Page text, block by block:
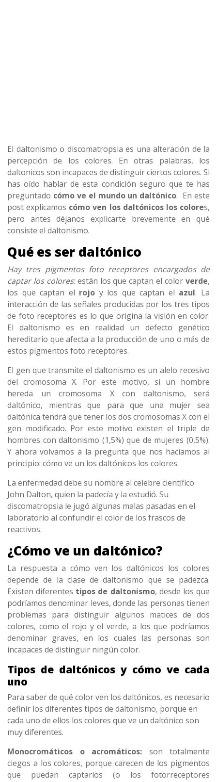
El daltonismo o discomatropsia es una alteración de la
percepción de los colores. En otras palabras, los
daltonicos son incapaces de distinguir ciertos colores. Si
has oído hablar de esta condición seguro que te has
preguntado cómo ve el mundo un daltónico. En este
post explicamos cómo ven los daltónicos los colores,
pero antes déjanos explicarte brevemente en qué
consiste el daltonismo.
Qué es ser daltónico
Hay tres pigmentos foto receptores encargados de
captar los colores: están los que captan el colorverde,
los que captan el rojo y los que captan el azul. La
interacción de las señales producidas por los tres tipos
de foto receptores es lo que origina la visión en color.
El daltonismo es en realidad un defecto genético
hereditario que afecta a la producción de uno o más de
estos pigmentos foto receptores.
El gen que transmite el daltonismo es un alelo recesivo
del cromosoma X. Por este motivo, si un hombre
hereda un cromosoma X con daltonismo, será
daltónico, mientras que para que una mujer sea
daltónica tendrá que tener los dos cromosomas X con el
gen modificado. Por este motivo existen el triple de
hombres con daltonismo (1,5%) que de mujeres (0,5%).
Y ahora volvamos a la pregunta que nos hacíamos al
principio: cómo ve un los daltónicos los colores.
La enfermedad debe su nombre al celebre científico
John Dalton, quien la padecía y la estudió. Su
discomatropsia le jugó algunas malas pasadas en el
laboratorio al confundir el color de los frascos de
reactivos.
¿Cómo ve un daltónico?
La respuesta a cómo ven los daltónicos los colores
depende de la clase de daltonismo que se padezca.
Existen diferentes tipos de daltonismo, desde los que
podríamos denominar leves, donde las personas tienen
problemas para distinguir algunos matices de dos
colores, como el rojo y el verde, a los que podríamos
denominar graves, en los cuales las personas son
incapaces de distinguir ningún color.
Tipos de daltónicos y cómo ve cada
uno
Para saber de qué color ven los daltónicos, es necesario
definir los diferentes tipos de daltonismo, porque en
cada uno de ellos los colores que ve un daltónico son
muy diferentes.
Monocromáticos o acromáticos: son totalmente
ciegos a los colores, porque carecen de los pigmentos
que puedan captarlos (o los fotorreceptores